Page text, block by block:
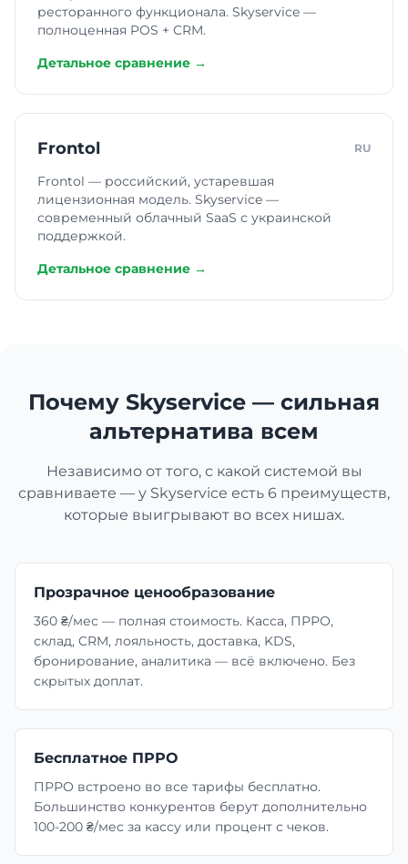
ресторанного функционала. Skyservice —
полноценная POS + CRM.
Детальное сравнение →
Frontol RU
Frontol — российский, устаревшая
лицензионная модель. Skyservice —
современный облачный SaaS с украинской
поддержкой.
Детальное сравнение →
Почему Skyservice — сильная
альтернатива всем
Независимо от того, с какой системой вы
сравниваете — у Skyservice есть 6 преимуществ,
которые выигрывают во всех нишах.
Прозрачное ценообразование
360 ₴/мес — полная стоимость. Касса, ПРРО,
склад, CRM, лояльность, доставка, KDS,
бронирование, аналитика — всё включено. Без
скрытых доплат.
Бесплатное ПРРО
ПРРО встроено во все тарифы бесплатно.
Большинство конкурентов берут дополнительно
100-200 ₴/мес за кассу или процент с чеков.